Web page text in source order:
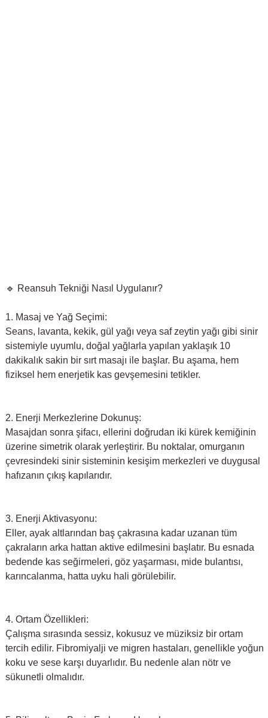
🔹 Reansuh Tekniği Nasıl Uygulanır?
1. Masaj ve Yağ Seçimi:
Seans, lavanta, kekik, gül yağı veya saf zeytin yağı gibi sinir
sistemiyle uyumlu, doğal yağlarla yapılan yaklaşık 10
dakikalık sakin bir sırt masajı ile başlar. Bu aşama, hem
fiziksel hem enerjetik kas gevşemesini tetikler.
2. Enerji Merkezlerine Dokunuş:
Masajdan sonra şifacı, ellerini doğrudan iki kürek kemiğinin
üzerine simetrik olarak yerleştirir. Bu noktalar, omurganın
çevresindeki sinir sisteminin kesişim merkezleri ve duygusal
hafızanın çıkış kapılarıdır.
3. Enerji Aktivasyonu:
Eller, ayak altlarından baş çakrasına kadar uzanan tüm
çakraların arka hattan aktive edilmesini başlatır. Bu esnada
bedende kas seğirmeleri, göz yaşarması, mide bulantısı,
karıncalanma, hatta uyku hali görülebilir.
4. Ortam Özellikleri:
Çalışma sırasında sessiz, kokusuz ve müziksiz bir ortam
tercih edilir. Fibromiyalji ve migren hastaları, genellikle yoğun
koku ve sese karşı duyarlıdır. Bu nedenle alan nötr ve
sükunetli olmalıdır.